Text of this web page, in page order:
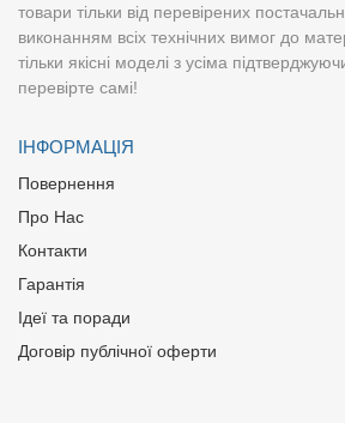
товари тільки від перевірених
виконанням всіх технічних вимог до
тільки якісні моделі з усіма
перевірте самі!
ІНФОРМАЦІЯ
Повернення
Про Нас
Контакти
Гарантія
Ідеї та поради
Договір публічної оферти